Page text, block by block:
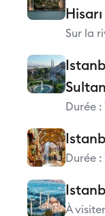
Hisarı
Sur la
Durée :
Durée
À